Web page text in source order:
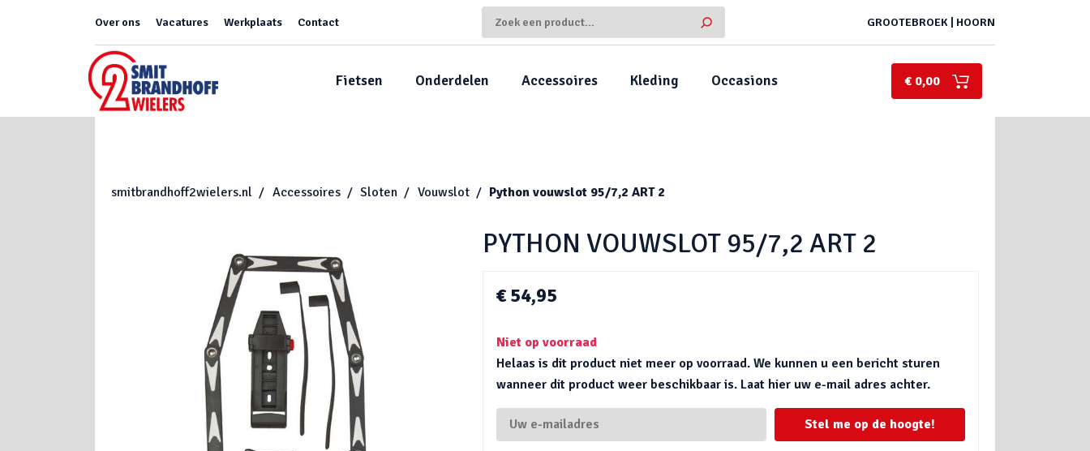
Over ons Vacatures Werkplaats Contact GROOTEBROEK | HOORN
Fietsen Onderdelen Accessoires Kleding Occasions € 0,00
smitbrandhoff2wielers.nl Accessoires Sloten Vouwslot Python vouwslot 95/7,2 ART 2
PYTHON VOUWSLOT 95/7,2 ART 2
€ 54,95
Niet op voorraad
Helaas is dit product niet meer op voorraad. We kunnen u een bericht sturen
wanneer dit product weer beschikbaar is. Laat hier uw e-mail adres achter.
Stel me op de hoogte!